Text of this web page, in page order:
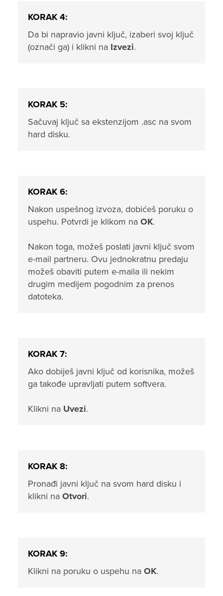
KORAK 4:
Da bi napravio javni ključ, izaberi svoj ključ
(označi ga) i klikni na Izvezi.
KORAK 5:
Sačuvaj ključ sa ekstenzijom .asc na svom
hard disku.
KORAK 6:
Nakon uspešnog izvoza, dobićeš poruku o
uspehu. Potvrdi je klikom na OK.
Nakon toga, možeš poslati javni ključ svom
e-mail partneru. Ovu jednokratnu predaju
možeš obaviti putem e-maila ili nekim
drugim medijem pogodnim za prenos
datoteka.
KORAK 7:
Ako dobiješ javni ključ od korisnika, možeš
ga takođe upravljati putem softvera.
Klikni na Uvezi.
KORAK 8:
Pronađi javni ključ na svom hard disku i
klikni na Otvori.
KORAK 9:
Klikni na poruku o uspehu na OK.